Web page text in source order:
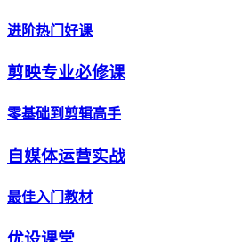
进阶热门好课
剪映专业必修课
零基础到剪辑高手
自媒体运营实战
最佳入门教材